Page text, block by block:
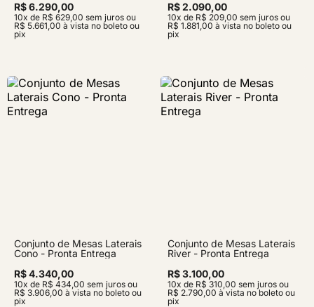
R$ 6.290,00
10x de R$ 629,00 sem juros ou
R$ 5.661,00 à vista no boleto ou
pix
R$ 2.090,00
10x de R$ 209,00 sem juros ou
R$ 1.881,00 à vista no boleto ou
pix
Conjunto de Mesas Laterais
Cono - Pronta Entrega
R$ 4.340,00
10x de R$ 434,00 sem juros ou
R$ 3.906,00 à vista no boleto ou
pix
Conjunto de Mesas Laterais
River - Pronta Entrega
R$ 3.100,00
10x de R$ 310,00 sem juros ou
R$ 2.790,00 à vista no boleto ou
pix